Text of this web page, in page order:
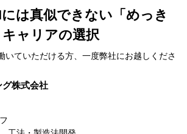
は真似できない「めっき
ャリアの選択
いていただける方、一度弊社にお越しくださ
株式会社